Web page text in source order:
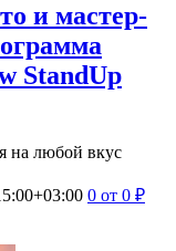
и мастер-
StandUp
на любой вкус
0 от 0 ₽